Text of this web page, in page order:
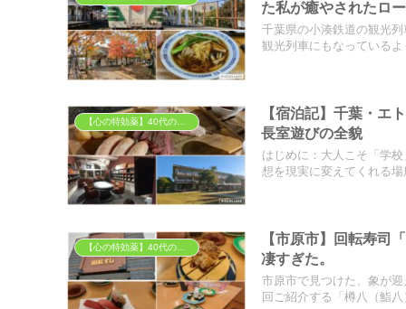
た私が癒やされたロ
千葉県の小湊鉄道の観光
観光列車にもなっている
【宿泊記】千葉・エ
長室遊びの全貌
はじめに：大人こそ「学
想を現実に変えてくれる
【市原市】回転寿司
凄すぎた。
市原市で見つけた、象が
回ご紹介する「樽八（鮨